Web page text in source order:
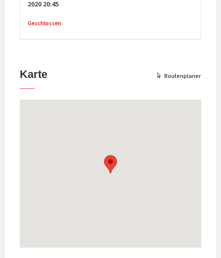
2020 20:45
Geschlossen
Karte Routenplaner